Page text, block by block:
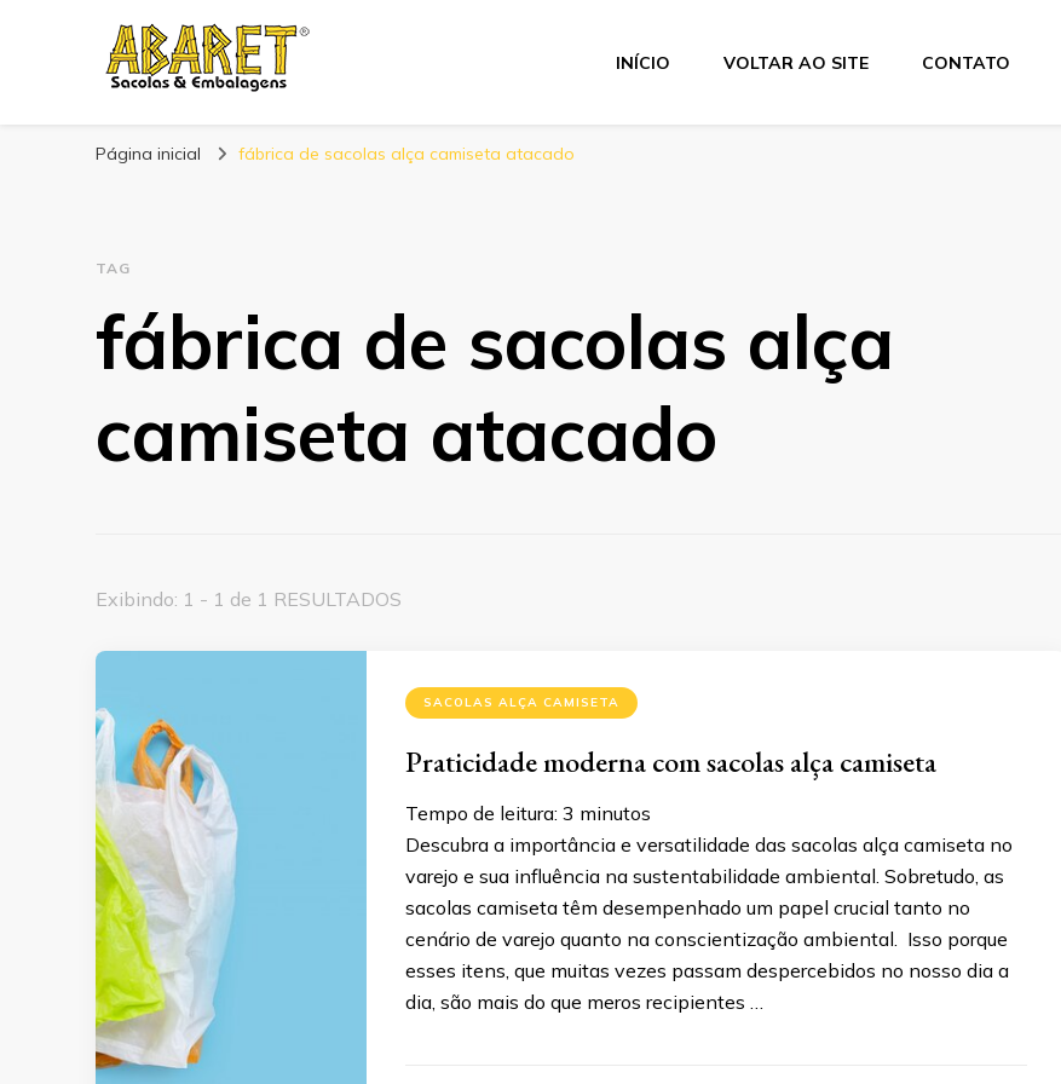
Abaret
INÍCIO VOLTAR AO SITE CONTATO
Página inicial fábrica de sacolas alça camiseta atacado
TAG
fábrica de sacolas alça
camiseta atacado
Exibindo: 1 - 1 de 1 RESULTADOS
SACOLAS ALÇA CAMISETA
Praticidade moderna com sacolas alça camiseta
Tempo de leitura: 3 minutos
Descubra a importância e versatilidade das sacolas alça camiseta no
varejo e sua influência na sustentabilidade ambiental. Sobretudo, as
sacolas camiseta têm desempenhado um papel crucial tanto no
cenário de varejo quanto na conscientização ambiental. Isso porque
esses itens, que muitas vezes passam despercebidos no nosso dia a
dia, são mais do que meros recipientes …